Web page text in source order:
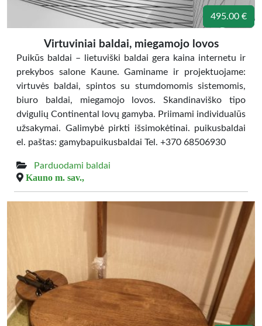
495.00 €
Virtuviniai baldai, miegamojo lovos
Puikūs baldai – lietuviški baldai gera kaina internetu ir
prekybos salone Kaune. Gaminame ir projektuojame:
virtuvės baldai, spintos su stumdomomis sistemomis,
biuro baldai, miegamojo lovos. Skandinaviško tipo
dvigulių Continental lovų gamyba. Priimami individualūs
užsakymai. Galimybė pirkti išsimokėtinai. puikusbaldai
el. paštas: gamybapuikusbaldai Tel. +370 68506930
Parduodami baldai
Kauno m. sav.,